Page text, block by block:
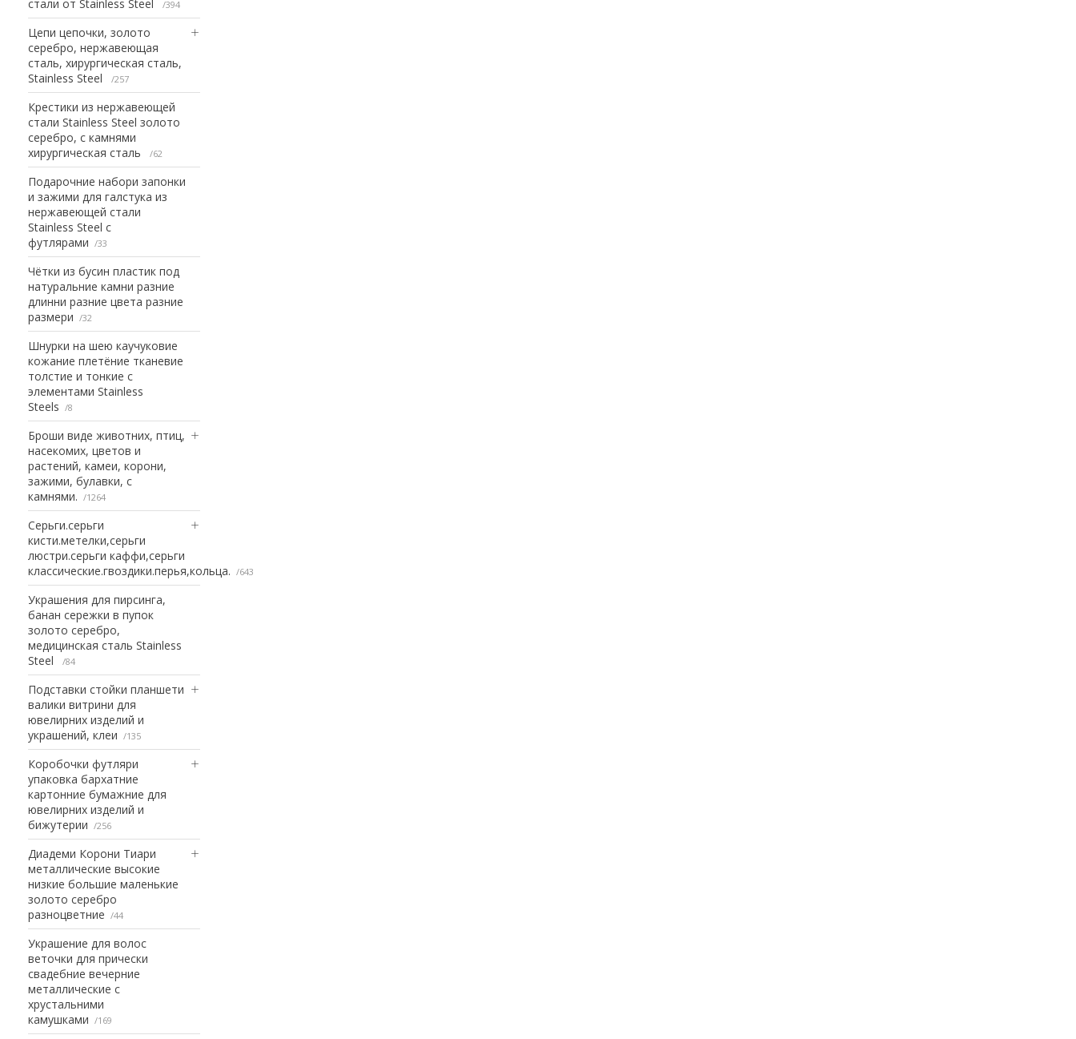
стали от Stainless Steel
394
Цепи цепочки, золото
серебро, нержавеющая
сталь, хирургическая сталь,
Stainless Steel
257
Крестики из нержавеющей
стали Stainless Steel золото
серебро, с камнями
хирургическая сталь
62
Подарочние набори запонки
и зажими для галстука из
нержавеющей стали
Stainless Steel с
футлярами
33
Чётки из бусин пластик под
натуральние камни разние
длинни разние цвета разние
размери
32
Шнурки на шею каучуковие
кожание плетёние тканевие
толстие и тонкие с
элементами Stainless
Steels
8
Броши виде животних, птиц,
насекомих, цветов и
растений, камеи, корони,
зажими, булавки, с
камнями.
1264
Серьги.серьги
кисти.метелки,серьги
люстри.серьги каффи,серьги
классические.гвоздики.перья,кольца.
643
Украшения для пирсинга,
банан сережки в пупок
золото серебро,
медицинская сталь Stainless
Steel
84
Подставки стойки планшети
валики витрини для
ювелирних изделий и
украшений, клеи
135
Коробочки футляри
упаковка бархатние
картонние бумажние для
ювелирних изделий и
бижутерии
256
Диадеми Корони Тиари
металлические высокие
низкие большие маленькие
золото серебро
разноцветние
44
Украшение для волос
веточки для прически
свадебние вечерние
металлические с
хрустальними
камушками
169